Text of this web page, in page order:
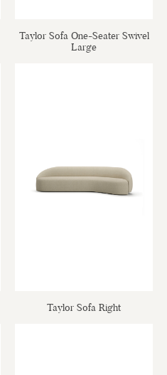
Taylor Sofa One-Seater Swivel
Large
Taylor Sofa Right